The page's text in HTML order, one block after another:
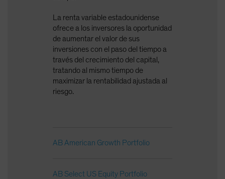
La renta variable estadounidense
ofrece a los inversores la oportunidad
de aumentar el valor de sus
inversiones con el paso del tiempo a
través del crecimiento del capital,
tratando al mismo tiempo de
maximizar la rentabilidad ajustada al
riesgo.
AB American Growth Portfolio
AB Select US Equity Portfolio